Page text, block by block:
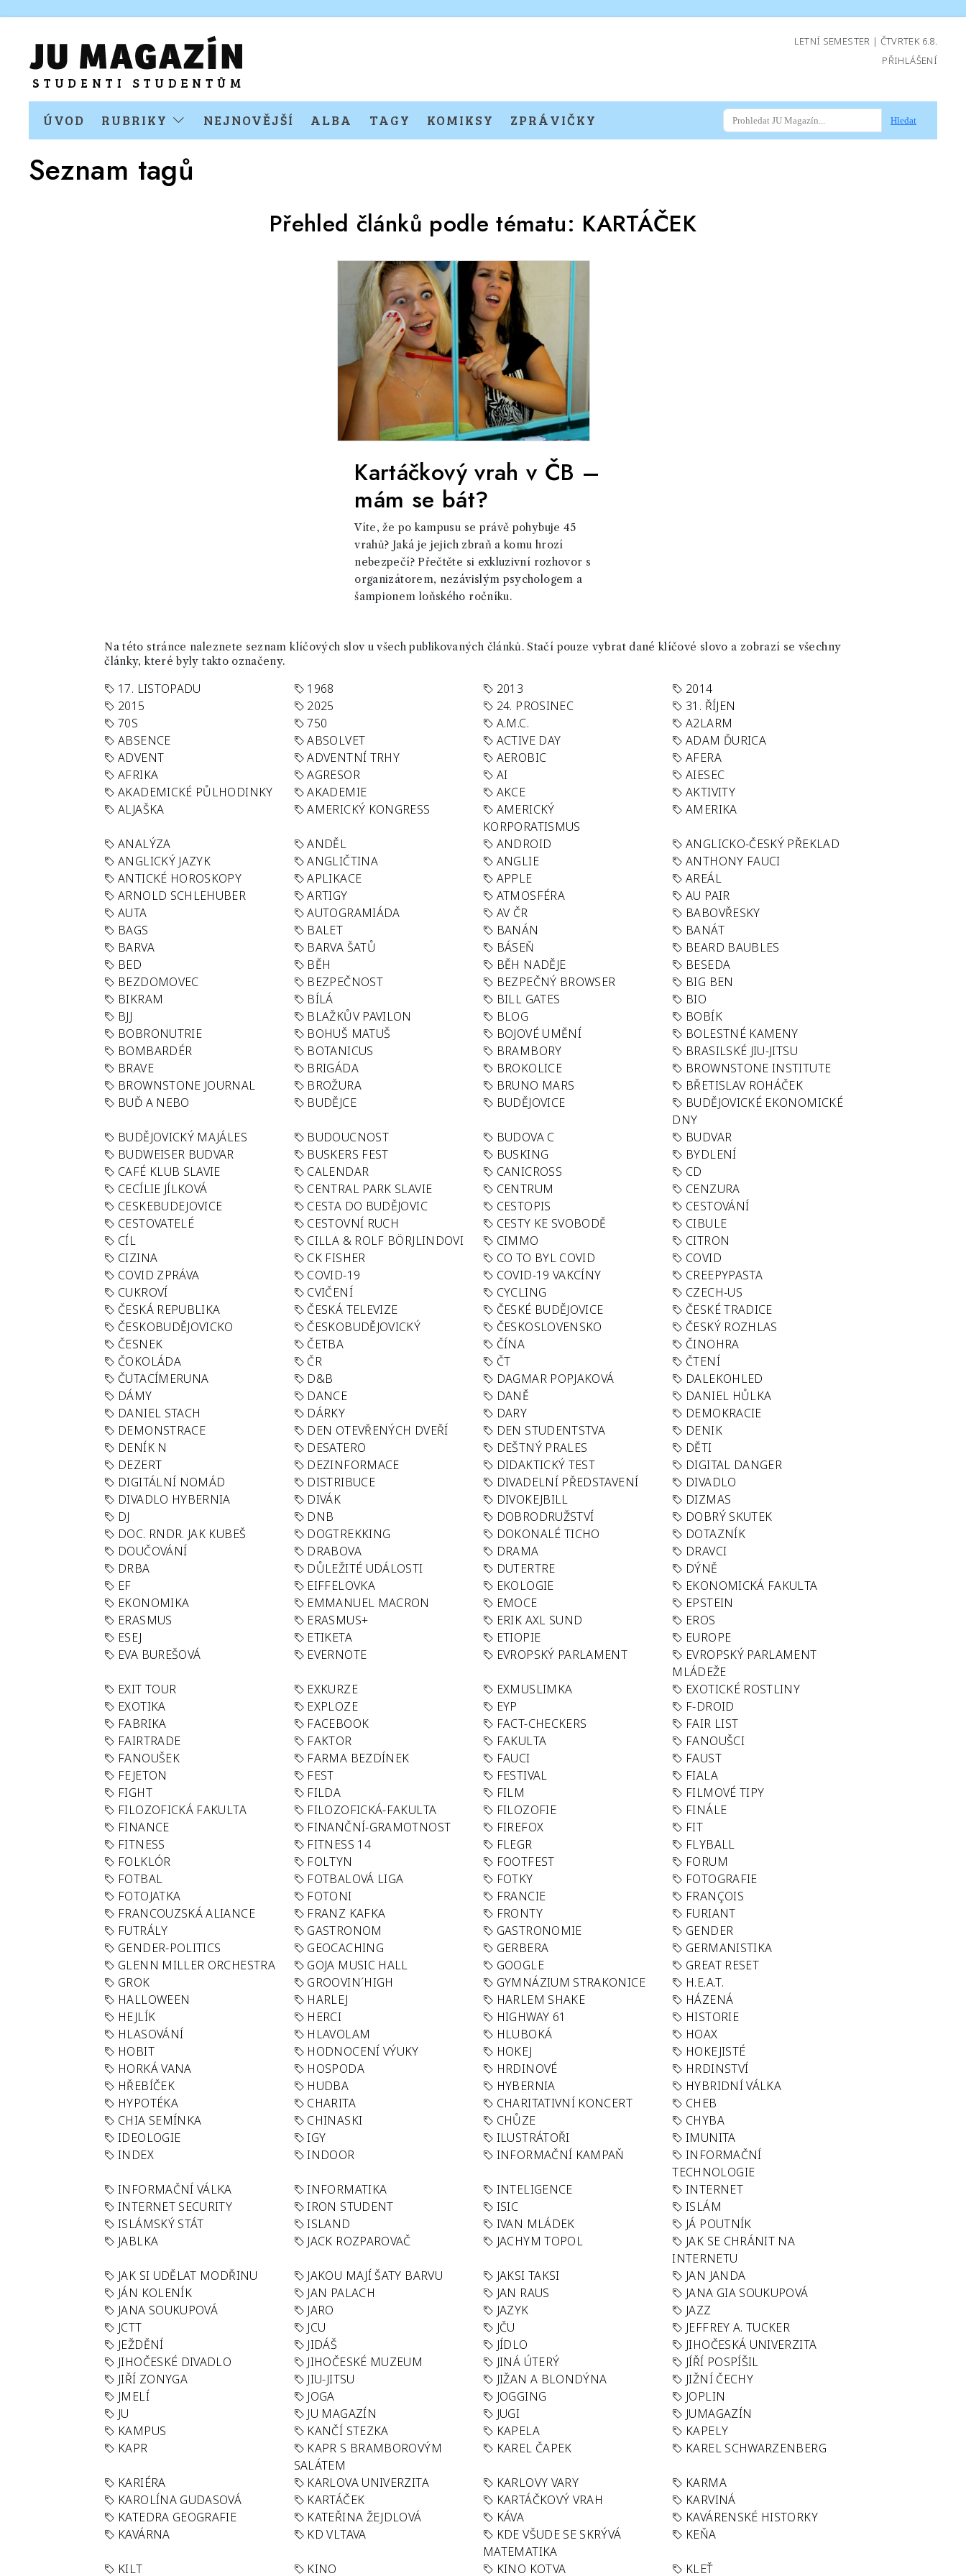
LETNÍ SEMESTER | ČTVRTEK 6.8.
PŘIHLÁŠENÍ
ÚVOD RUBRIKY NEJNOVĚJŠÍ ALBA TAGY KOMIKSY ZPRÁVIČKY Hledat
Seznam tagů
Přehled článků podle tématu: KARTÁČEK
Kartáčkový vrah v ČB –
mám se bát?
Víte, že po kampusu se právě pohybuje 45
vrahů? Jaká je jejich zbraň a komu hrozí
nebezpečí? Přečtěte si exkluzivní rozhovor s
organizátorem, nezávislým psychologem a
šampionem loňského ročníku.
Na této stránce naleznete seznam klíčových slov u všech publikovaných článků. Stačí pouze vybrat dané klíčové slovo a zobrazí se všechny
články, které byly takto označeny.
17. LISTOPADU 1968 2013
2014
2015
2025 24. PROSINEC
31. ŘÍJEN
70S
750 A.M.C.
A2LARM
ABSENCE
ABSOLVET ACTIVE DAY
ADAM ĎURICA
ADVENT
ADVENTNÍ TRHY AEROBIC
AFERA
AFRIKA
AGRESOR AI
AIESEC
AKADEMICKÉ PŮLHODINKY
AKADEMIE AKCE
AKTIVITY
ALJAŠKA
AMERICKÝ KONGRESS
AMERICKÝ
KORPORATISMUS
AMERIKA
ANALÝZA ANDĚL ANDROID
ANGLICKO-ČESKÝ PŘEKLAD
ANGLICKÝ JAZYK
ANGLIČTINA ANGLIE
ANTHONY FAUCI
ANTICKÉ HOROSKOPY
APLIKACE APPLE
AREÁL
ARNOLD SCHLEHUBER
ARTIGY ATMOSFÉRA
AU PAIR
AUTA
AUTOGRAMIÁDA AV ČR
BABOVŘESKY
BAGS
BALET BANÁN
BANÁT
BARVA
BARVA ŠATŮ BÁSEŇ
BEARD BAUBLES
BED
BĚH BĚH NADĚJE
BESEDA
BEZDOMOVEC
BEZPEČNOST BEZPEČNÝ BROWSER
BIG BEN
BIKRAM
BÍLÁ BILL GATES
BIO
BJJ
BLAŽKŮV PAVILON BLOG
BOBÍK
BOBRONUTRIE
BOHUŠ MATUŠ BOJOVÉ UMĚNÍ
BOLESTNÉ KAMENY
BOMBARDÉR
BOTANICUS BRAMBORY
BRASILSKÉ JIU-JITSU
BRAVE
BRIGÁDA BROKOLICE
BROWNSTONE INSTITUTE
BROWNSTONE JOURNAL
BROŽURA BRUNO MARS
BŘETISLAV ROHÁČEK
BUĎ A NEBO
BUDĚJCE BUDĚJOVICE
BUDĚJOVICKÉ EKONOMICKÉ
DNY
BUDĚJOVICKÝ MAJÁLES
BUDOUCNOST BUDOVA C
BUDVAR
BUDWEISER BUDVAR
BUSKERS FEST BUSKING
BYDLENÍ
CAFÉ KLUB SLAVIE
CALENDAR CANICROSS
CD
CECÍLIE JÍLKOVÁ
CENTRAL PARK SLAVIE CENTRUM
CENZURA
CESKEBUDEJOVICE
CESTA DO BUDĚJOVIC CESTOPIS
CESTOVÁNÍ
CESTOVATELÉ
CESTOVNÍ RUCH CESTY KE SVOBODĚ
CIBULE
CÍL
CILLA & ROLF BÖRJLINDOVI CIMMO
CITRON
CIZINA
CK FISHER CO TO BYL COVID
COVID
COVID ZPRÁVA
COVID-19 COVID-19 VAKCÍNY
CREEPYPASTA
CUKROVÍ
CVIČENÍ CYCLING
CZECH-US
ČESKÁ REPUBLIKA
ČESKÁ TELEVIZE ČESKÉ BUDĚJOVICE
ČESKÉ TRADICE
ČESKOBUDĚJOVICKO
ČESKOBUDĚJOVICKÝ ČESKOSLOVENSKO
ČESKÝ ROZHLAS
ČESNEK
ČETBA ČÍNA
ČINOHRA
ČOKOLÁDA
ČR ČT
ČTENÍ
ČUTACÍMERUNA
D&B DAGMAR POPJAKOVÁ
DALEKOHLED
DÁMY
DANCE DANĚ
DANIEL HŮLKA
DANIEL STACH
DÁRKY DARY
DEMOKRACIE
DEMONSTRACE
DEN OTEVŘENÝCH DVEŘÍ DEN STUDENTSTVA
DENIK
DENÍK N
DESATERO DEŠTNÝ PRALES
DĚTI
DEZERT
DEZINFORMACE DIDAKTICKÝ TEST
DIGITAL DANGER
DIGITÁLNÍ NOMÁD
DISTRIBUCE DIVADELNÍ PŘEDSTAVENÍ
DIVADLO
DIVADLO HYBERNIA
DIVÁK DIVOKEJBILL
DIZMAS
DJ
DNB DOBRODRUŽSTVÍ
DOBRÝ SKUTEK
DOC. RNDR. JAK KUBEŠ
DOGTREKKING DOKONALÉ TICHO
DOTAZNÍK
DOUČOVÁNÍ
DRABOVA DRAMA
DRAVCI
DRBA
DŮLEŽITÉ UDÁLOSTI DUTERTRE
DÝNĚ
EF
EIFFELOVKA EKOLOGIE
EKONOMICKÁ FAKULTA
EKONOMIKA
EMMANUEL MACRON EMOCE
EPSTEIN
ERASMUS
ERASMUS+ ERIK AXL SUND
EROS
ESEJ
ETIKETA ETIOPIE
EUROPE
EVA BUREŠOVÁ
EVERNOTE EVROPSKÝ PARLAMENT
EVROPSKÝ PARLAMENT
MLÁDEŽE
EXIT TOUR
EXKURZE EXMUSLIMKA
EXOTICKÉ ROSTLINY
EXOTIKA
EXPLOZE EYP
F-DROID
FABRIKA
FACEBOOK FACT-CHECKERS
FAIR LIST
FAIRTRADE
FAKTOR FAKULTA
FANOUŠCI
FANOUŠEK
FARMA BEZDÍNEK FAUCI
FAUST
FEJETON
FEST FESTIVAL
FIALA
FIGHT
FILDA FILM
FILMOVÉ TIPY
FILOZOFICKÁ FAKULTA
FILOZOFICKÁ-FAKULTA FILOZOFIE
FINÁLE
FINANCE
FINANČNÍ-GRAMOTNOST FIREFOX
FIT
FITNESS
FITNESS 14 FLEGR
FLYBALL
FOLKLÓR
FOLTYN FOOTFEST
FORUM
FOTBAL
FOTBALOVÁ LIGA FOTKY
FOTOGRAFIE
FOTOJATKA
FOTONI FRANCIE
FRANÇOIS
FRANCOUZSKÁ ALIANCE
FRANZ KAFKA FRONTY
FURIANT
FUTRÁLY
GASTRONOM GASTRONOMIE
GENDER
GENDER-POLITICS
GEOCACHING GERBERA
GERMANISTIKA
GLENN MILLER ORCHESTRA
GOJA MUSIC HALL GOOGLE
GREAT RESET
GROK
GROOVIN´HIGH GYMNÁZIUM STRAKONICE
H.E.A.T.
HALLOWEEN
HARLEJ HARLEM SHAKE
HÁZENÁ
HEJLÍK
HERCI HIGHWAY 61
HISTORIE
HLASOVÁNÍ
HLAVOLAM HLUBOKÁ
HOAX
HOBIT
HODNOCENÍ VÝUKY HOKEJ
HOKEJISTÉ
HORKÁ VANA
HOSPODA HRDINOVÉ
HRDINSTVÍ
HŘEBÍČEK
HUDBA HYBERNIA
HYBRIDNÍ VÁLKA
HYPOTÉKA
CHARITA CHARITATIVNÍ KONCERT
CHEB
CHIA SEMÍNKA
CHINASKI CHŮZE
CHYBA
IDEOLOGIE
IGY ILUSTRÁTOŘI
IMUNITA
INDEX
INDOOR INFORMAČNÍ KAMPAŇ
INFORMAČNÍ
TECHNOLOGIE
INFORMAČNÍ VÁLKA
INFORMATIKA INTELIGENCE
INTERNET
INTERNET SECURITY
IRON STUDENT ISIC
ISLÁM
ISLÁMSKÝ STÁT
ISLAND IVAN MLÁDEK
JÁ POUTNÍK
JABLKA
JACK ROZPAROVAČ JACHYM TOPOL
JAK SE CHRÁNIT NA
INTERNETU
JAK SI UDĚLAT MODŘINU
JAKOU MAJÍ ŠATY BARVU JAKSI TAKSI
JAN JANDA
JÁN KOLENÍK
JAN PALACH JAN RAUS
JANA GIA SOUKUPOVÁ
JANA SOUKUPOVÁ
JARO JAZYK
JAZZ
JCTT
JCU JČU
JEFFREY A. TUCKER
JEŽDĚNÍ
JIDÁŠ JÍDLO
JIHOČESKÁ UNIVERZITA
JIHOČESKÉ DIVADLO
JIHOČESKÉ MUZEUM JINÁ ÚTERÝ
JÍŘÍ POSPÍŠIL
JIŘÍ ZONYGA
JIU-JITSU JIŽAN A BLONDÝNA
JIŽNÍ ČECHY
JMELÍ
JOGA JOGGING
JOPLIN
JU
JU MAGAZÍN JUGI
JUMAGAZÍN
KAMPUS
KANČÍ STEZKA KAPELA
KAPELY
KAPR
KAPR S BRAMBOROVÝM
SALÁTEM
KAREL ČAPEK KAREL SCHWARZENBERG
KARIÉRA KARLOVA UNIVERZITA KARLOVY VARY
KARMA
KAROLÍNA GUDASOVÁ
KARTÁČEK KARTÁČKOVÝ VRAH
KARVINÁ
KATEDRA GEOGRAFIE
KATEŘINA ŽEJDLOVÁ KÁVA
KAVÁRENSKÉ HISTORKY
KAVÁRNA
KD VLTAVA
KDE VŠUDE SE SKRÝVÁ
MATEMATIKA
KEŇA
KILT KINO KINO KOTVA KLEŤ